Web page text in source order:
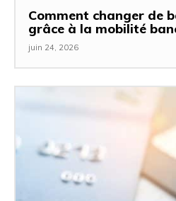
Comment changer de
grâce à la mobilité
juin 24, 2026